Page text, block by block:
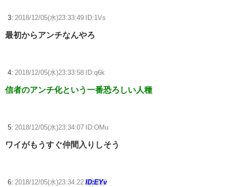
3: 2018/12/05(水)23:33:49 ID:1Vs
最初からアンチなんやろ
4: 2018/12/05(水)23:33:58 ID:q6k
信者のアンチ化という一番恐ろしい人種
5: 2018/12/05(水)23:34:07 ID:OMu
ワイがもうすぐ仲間入りしそう
6: 2018/12/05(水)23:34:22 ID:EYv